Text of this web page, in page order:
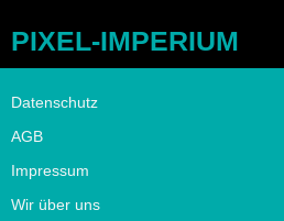
PIXEL-IMPERIUM
Datenschutz
AGB
Impressum
Wir über uns